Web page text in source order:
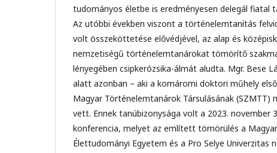
tudományos életbe is eredményesen delegál fiatal
Az utóbbi években viszont a történelemtanítás
volt összeköttetése elővédjével, az alap és
nemzetiségű történelemtanárokat tömörítő
lényegében csipkerózsika-álmát aludta. Mgr. Bese
alatt azonban – aki a komáromi doktori műhely
Magyar Történelemtanárok Társulásának (SZMTT)
vett. Ennek tanúbizonysága volt a 2023.
konferencia, melyet az említett tömörülés a
Élettudományi Egyetem és a Pro Selye Univerzitas